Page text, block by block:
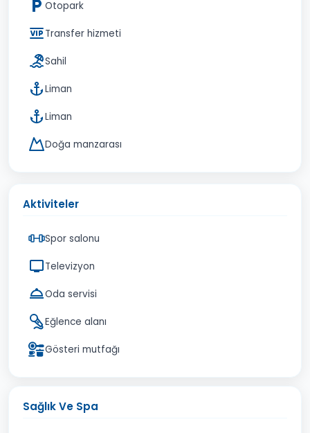
Otopark
Transfer hizmeti
Sahil
Liman
Liman
Doğa manzarası
Aktiviteler
Spor salonu
Televizyon
Oda servisi
Eğlence alanı
Gösteri mutfağı
Sağlık Ve Spa